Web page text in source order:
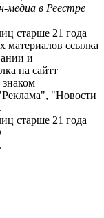
медиа в Реестре
старше 21 года
ссылка
и
на сайтт
"Новости
старше 21 года